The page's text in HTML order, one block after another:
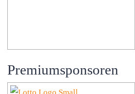
Premiumsponsoren